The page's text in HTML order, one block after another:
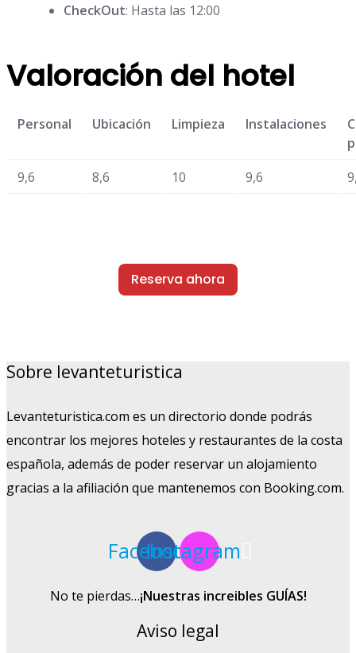
CheckOut: Hasta las 12:00
Valoración del hotel
Personal Ubicación Limpieza Instalaciones
9,6
8,6 10 9,6
Reserva ahora
Sobre levanteturistica
Levanteturistica.com es un directorio donde podrás
encontrar los mejores hoteles y restaurantes de la costa
española, además de poder reservar un alojamiento
gracias a la afiliación que mantenemos con Booking.com.
Facebook
Instagram
No te pierdas…¡Nuestras increibles GUÍAS!
Aviso legal